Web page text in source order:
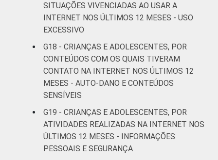
SITUAÇÕES VIVENCIADAS AO USAR A
INTERNET NOS ÚLTIMOS 12 MESES - USO
EXCESSIVO
G18 - CRIANÇAS E ADOLESCENTES, POR
CONTEÚDOS COM OS QUAIS TIVERAM
CONTATO NA INTERNET NOS ÚLTIMOS 12
MESES - AUTO-DANO E CONTEÚDOS
SENSÍVEIS
G19 - CRIANÇAS E ADOLESCENTES, POR
ATIVIDADES REALIZADAS NA INTERNET NOS
ÚLTIMOS 12 MESES - INFORMAÇÕES
PESSOAIS E SEGURANÇA